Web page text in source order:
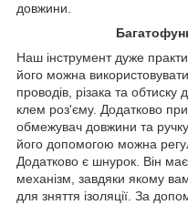
довжини.
Наш інструмент дуже
його можна
проводів, різака та обтиску
клем роз'єму. Додатково
обмежувач довжини та
його допомогою можна
Додатково є шнурок. Він
механізм, завдяки якому
для зняття ізоляції. За